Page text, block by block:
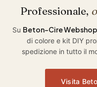
Professionale,
Su Beton-Cire Webshop
di colore e kit DIY
spedizione in tutto il
Visita